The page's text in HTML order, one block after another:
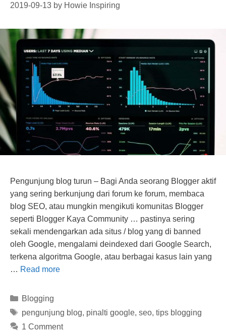
2019-09-13 by Howie Inspiring
Pengunjung blog turun – Bagi Anda seorang Blogger aktif
yang sering berkunjung dari forum ke forum, membaca
blog SEO, atau mungkin mengikuti komunitas Blogger
seperti Blogger Kaya Community … pastinya sering
sekali mendengarkan ada situs / blog yang di banned
oleh Google, mengalami deindexed dari Google Search,
terkena algoritma Google, atau berbagai kasus lain yang
… Read more
Categories
Blogging
Tags
pengunjung blog, pinalti google, seo, tips blogging
1 Comment